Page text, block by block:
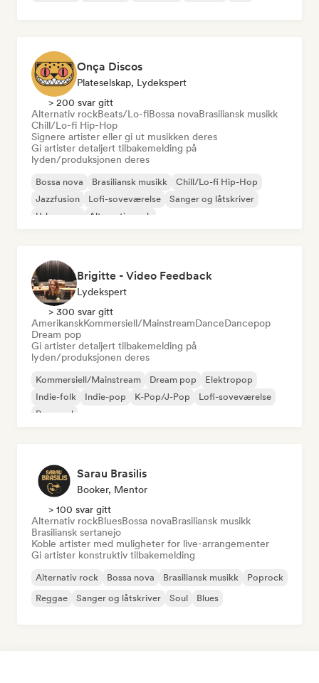
Onça Discos
Plateselskap, Lydekspert
> 200 svar gitt
Alternativ rockBeats/Lo-fiBossa novaBrasiliansk musikk
Chill/Lo-fi Hip-Hop
Signere artister eller gi ut musikken deres
Gi artister detaljert tilbakemelding på
lyden/produksjonen deres
Bossa nova Brasiliansk musikk
Chill/Lo-fi Hip-Hop
Jazzfusion
Lofi-soveværelse
Sanger og låtskriver
Urban pop
Alternativ rock
Brigitte - Video Feedback
Lydekspert
> 300 svar gitt
AmerikanskKommersiell/MainstreamDanceDancepop
Dream pop
Gi artister detaljert tilbakemelding på
lyden/produksjonen deres
Kommersiell/Mainstream Dream pop
Elektropop
Indie-folk
Indie-pop K-Pop/J-Pop
Lofi-soveværelse
Pop-soul
Sarau Brasilis
Booker, Mentor
> 100 svar gitt
Alternativ rockBluesBossa novaBrasiliansk musikk
Brasiliansk sertanejo
Koble artister med muligheter for live-arrangementer
Gi artister konstruktiv tilbakemelding
Alternativ rock Bossa nova Brasiliansk musikk
Poprock
Reggae
Sanger og låtskriver Soul Blues